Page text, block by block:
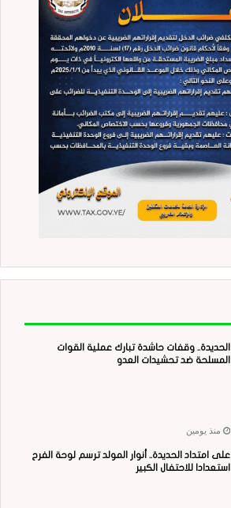
الحديدة.. وقفات حاشدة تبارك عملية القوات
المسلحة ضد تحشيدات العدو
منذ يومين
على امتداد الحديدة.. أنوار المولد ترسم لوحة الفرح
استعدادا للاحتفال الكبير